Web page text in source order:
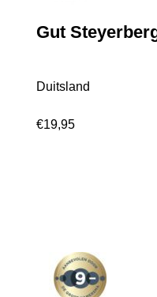
Gut
Duitsland
€19,95